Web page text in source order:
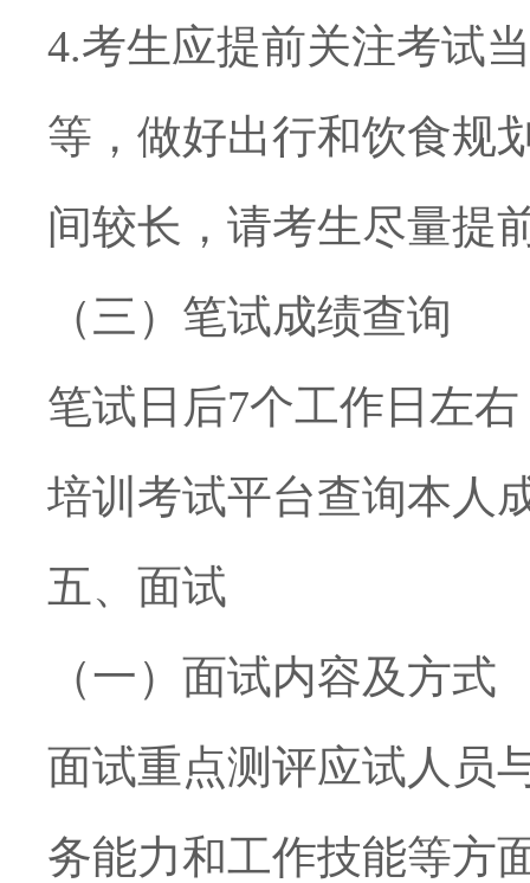
4.考生应提前关注考试
等，做好出行和饮食规
间较长，请考生尽量提
（三）笔试成绩查询
笔试日后7个工作日左
培训考试平台查询本人
五、面试
（一）面试内容及方式
面试重点测评应试人员
务能力和工作技能等方